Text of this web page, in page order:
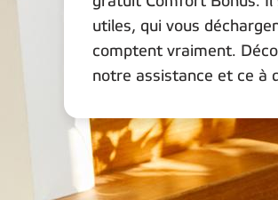
utiles, qui vous
comptent vraiment.
notre assistance et ce à